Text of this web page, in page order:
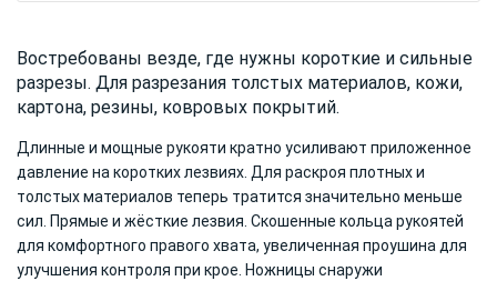
Востребованы везде, где нужны короткие и сильные
разрезы. Для разрезания толстых материалов, кожи,
картона, резины, ковровых покрытий.
Длинные и мощные рукояти кратно усиливают приложенное
давление на коротких лезвиях. Для раскроя плотных и
толстых материалов теперь тратится значительно меньше
сил. Прямые и жёсткие лезвия. Скошенные кольца рукоятей
для комфортного правого хвата, увеличенная проушина для
улучшения контроля при крое. Ножницы снаружи